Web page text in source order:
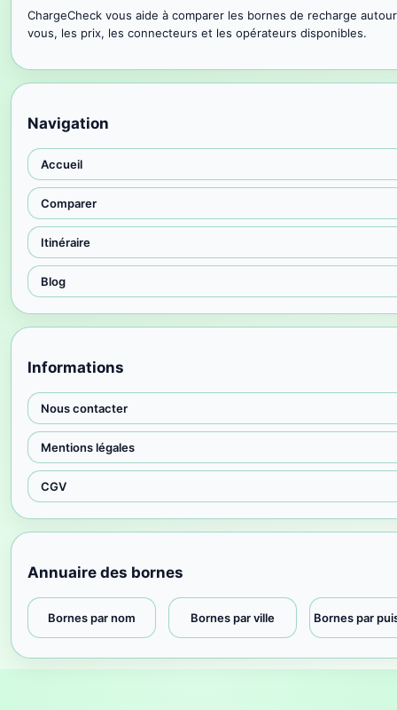
ChargeCheck vous aide à comparer les bornes de recharge
vous, les prix, les connecteurs et les opérateurs disponibles.
Navigation
Accueil
Comparer
Itinéraire
Blog
Informations
Nous contacter
Mentions légales
CGV
Annuaire des bornes
Bornes par nom Bornes par ville Bornes par